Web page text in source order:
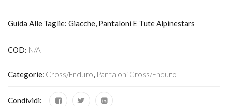
Guida Alle Taglie: Giacche, Pantaloni E Tute Alpinestars
COD: N/A
Categorie: Cross/Enduro, Pantaloni Cross/enduro
Condividi: